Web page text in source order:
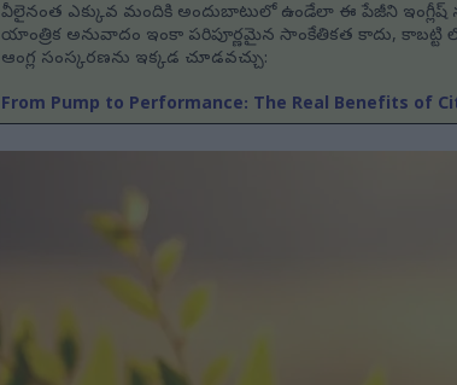
వీలైనంత ఎక్కువ మందికి అందుబాటులో ఉండేలా ఈ పేజీని ఇంగ్లీష్
యాంత్రిక అనువాదం ఇంకా పరిపూర్ణమైన సాంకేతికత కాదు, కాబట్టి
ఆంగ్ల సంస్కరణను ఇక్కడ చూడవచ్చు:
From Pump to Performance: The Real Benefits of